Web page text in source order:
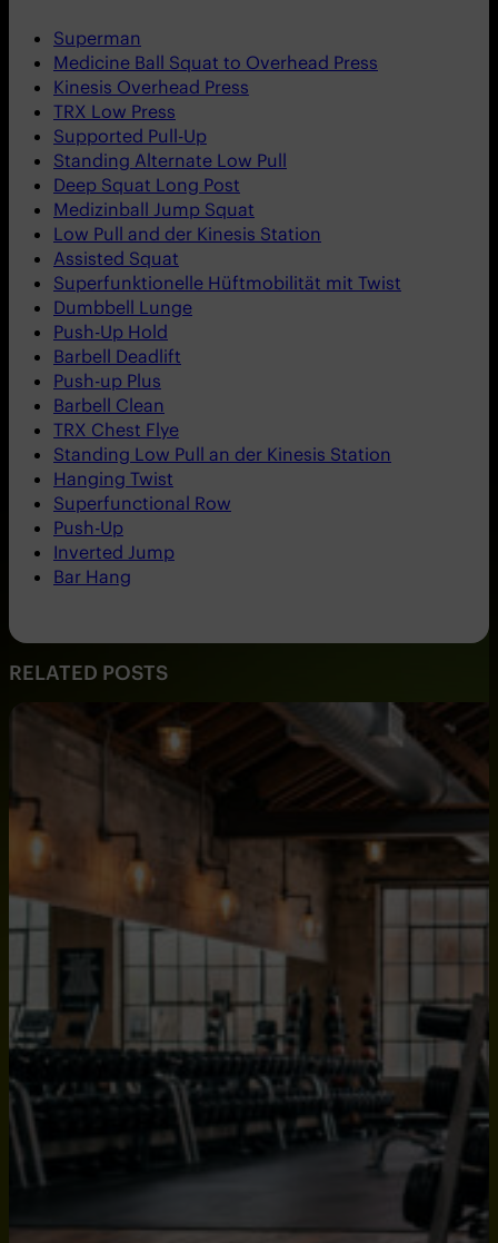
Superman
Medicine Ball Squat to Overhead Press
Kinesis Overhead Press
TRX Low Press
Supported Pull-Up
Standing Alternate Low Pull
Deep Squat Long Post
Medizinball Jump Squat
Low Pull and der Kinesis Station
Assisted Squat
Superfunktionelle Hüftmobilität mit Twist
Dumbbell Lunge
Push-Up Hold
Barbell Deadlift
Push-up Plus
Barbell Clean
TRX Chest Flye
Standing Low Pull an der Kinesis Station
Hanging Twist
Superfunctional Row
Push-Up
Inverted Jump
Bar Hang
RELATED POSTS